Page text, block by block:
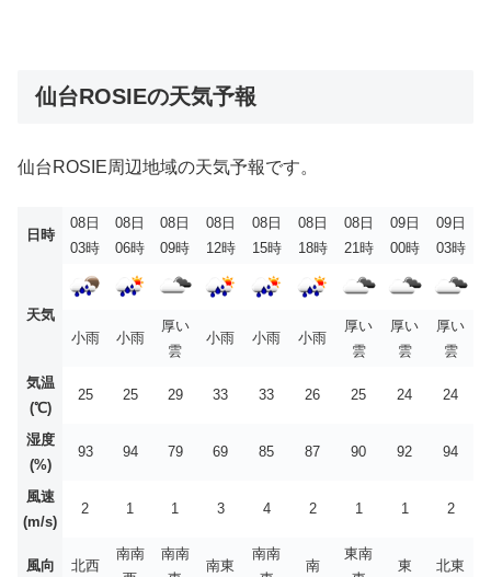
仙台ROSIEの天気予報
仙台ROSIE周辺地域の天気予報です。
日時
08日
03時
08日
06時
08日
09時
08日
12時
08日
15時
08日
18時
08日
21時
09日
00時
09日
03時
天気
小雨
小雨
厚い
雲
小雨 小雨 小雨
厚い
雲
厚い
雲
厚い
雲
気温
(℃)
25 25 29 33 33 26 25 24 24
湿度
(%)
93 94 79 69 85 87 90 92 94
風速
(m/s)
2 1 1 3 4 2 1 1 2
風向 北西
南南
南南
南東
南南
南
東南
東 北東